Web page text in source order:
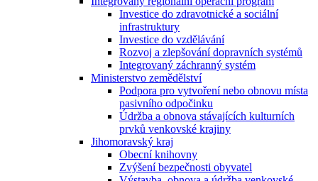
Investice do zdravotnické a sociální
infrastruktury
Investice do vzdělávání
Rozvoj a zlepšování dopravních systémů
Integrovaný záchranný systém
Ministerstvo zemědělství
Podpora pro vytvoření nebo obnovu místa
pasivního odpočinku
Údržba a obnova stávajících kulturních
prvků venkovské krajiny
Jihomoravský kraj
Obecní knihovny
Zvýšení bezpečnosti obyvatel